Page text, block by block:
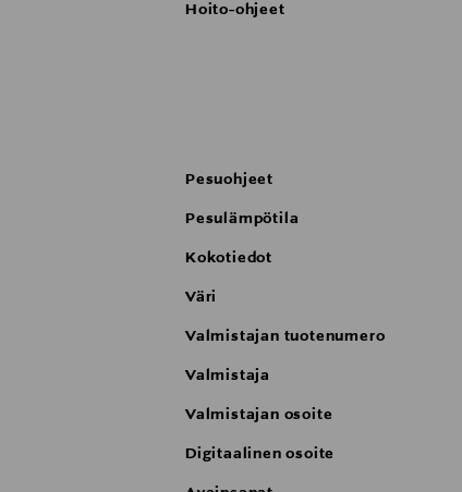
Hoito-ohjeet
Pesuohjeet
Pesulämpötila
Kokotiedot
Väri
Valmistajan tuotenumero
Valmistaja
Valmistajan osoite
Digitaalinen osoite